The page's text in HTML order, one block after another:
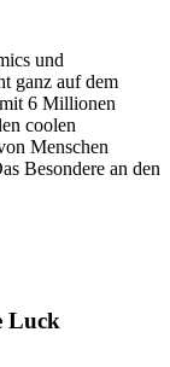
und
ganz auf dem
6 Millionen
coolen
Menschen
Besondere an den
Luck